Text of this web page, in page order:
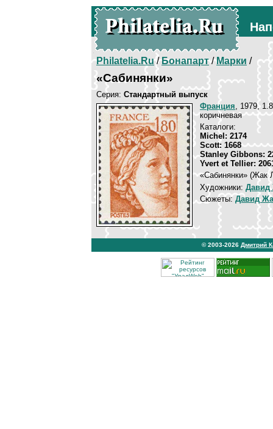
Philatelia.Ru/Бонапарт/Марки /
«Сабинянки»
Серия: Стандартный выпуск
Франция, 1979,
коричневая
Каталоги:
Michel: 2174
Scott: 1668
Stanley Gibbons:
Yvert et Tellier:
«Сабинянки» (Жак
Художники: Давид
Сюжеты: Давид
© 2003-2026 Дмитрий